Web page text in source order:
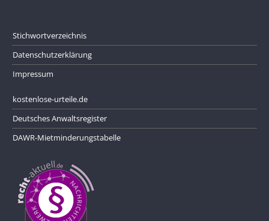
Stichwortverzeichnis
Datenschutzerklärung
Impressum
kostenlose-urteile.de
Deutsches Anwaltsregister
DAWR-Mietminderungstabelle